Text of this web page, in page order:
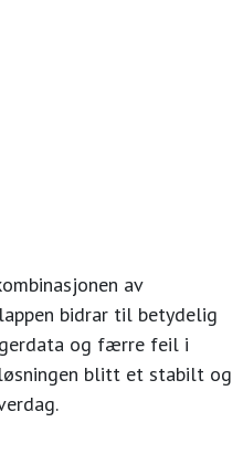
av
bidrar til betydelig
og færre feil i
blitt et stabilt og